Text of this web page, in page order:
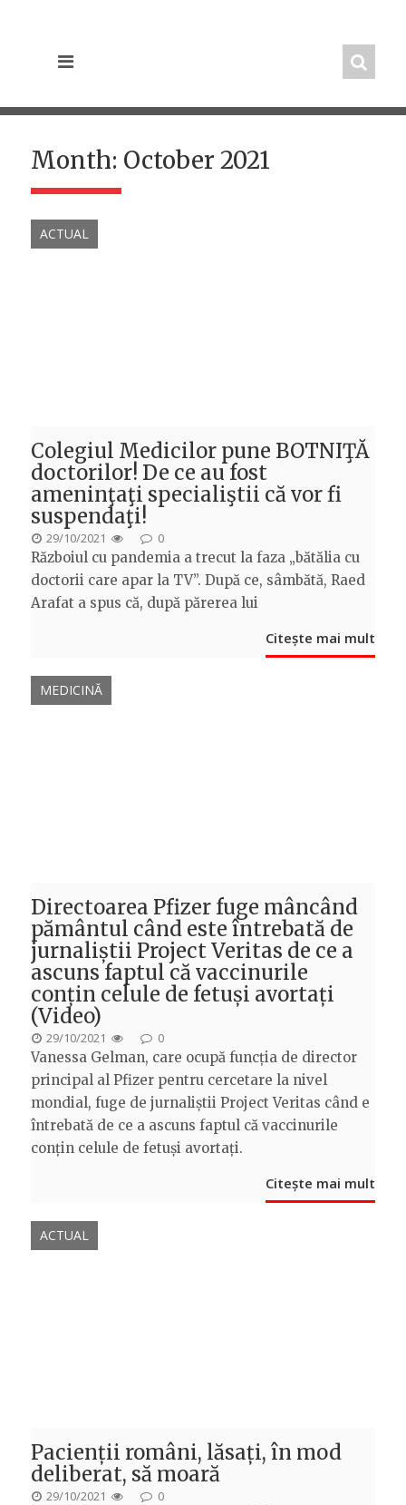
Month: October 2021
ACTUAL
Colegiul Medicilor pune BOTNIŢĂ
doctorilor! De ce au fost
ameninţaţi specialiştii că vor fi
suspendaţi!
POSTED
ON
29/10/2021 0
Războiul cu pandemia a trecut la faza „bătălia cu
doctorii care apar la TV”. După ce, sâmbătă, Raed
Arafat a spus că, după părerea lui
Citește mai mult
MEDICINĂ
Directoarea Pfizer fuge mâncând
pământul când este întrebată de
jurnaliștii Project Veritas de ce a
ascuns faptul că vaccinurile
conțin celule de fetuși avortați
(Video)
POSTED
ON
29/10/2021 0
Vanessa Gelman, care ocupă funcția de director
principal al Pfizer pentru cercetare la nivel
mondial, fuge de jurnaliștii Project Veritas când e
întrebată de ce a ascuns faptul că vaccinurile
conțin celule de fetuși avortați.
Citește mai mult
ACTUAL
Pacienții români, lăsați, în mod
deliberat, să moară
POSTED
29/10/2021 0